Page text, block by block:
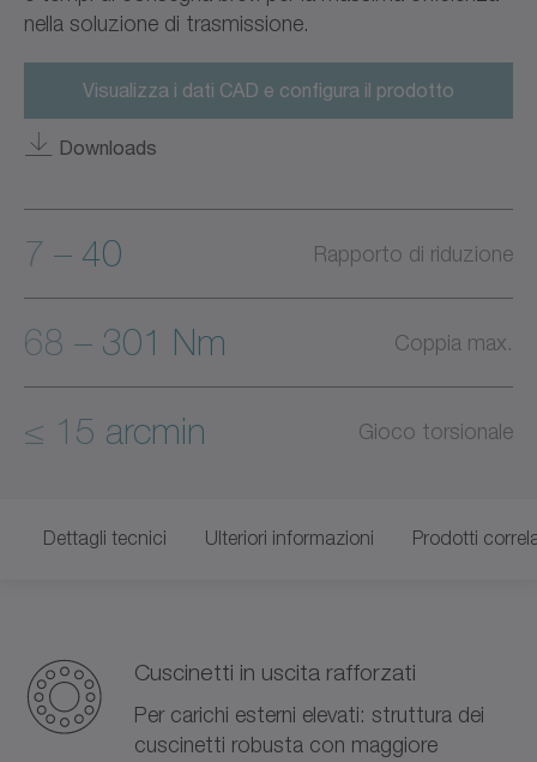
nella soluzione di trasmissione.
Visualizza i dati CAD e configura il prodotto
Downloads
7 – 40 Rapporto di riduzione
68 – 301 Nm Coppia max.
≤ 15 arcmin Gioco torsionale
Dettagli tecnici Ulteriori informazioni Prodotti
Cuscinetti in uscita rafforzati
Per carichi esterni elevati: struttura dei
cuscinetti robusta con maggiore